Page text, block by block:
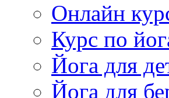
Онлайн
Курс по
Йога для
Йога для